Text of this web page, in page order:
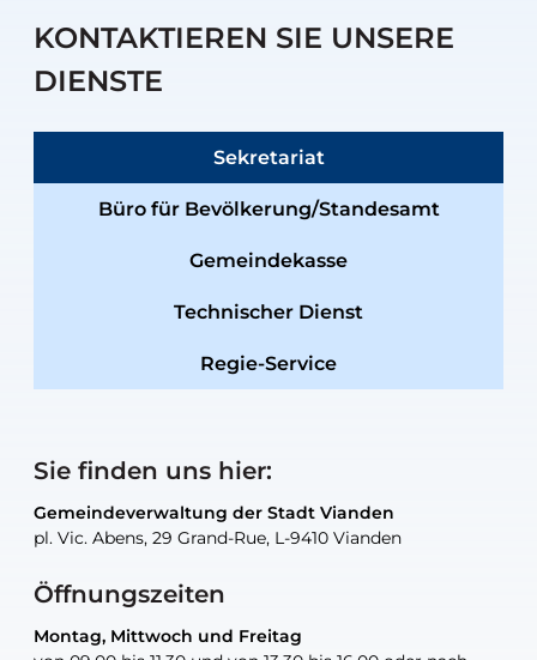
KONTAKTIEREN SIE UNSERE
DIENSTE
Sekretariat
Büro für Bevölkerung/Standesamt
Gemeindekasse
Technischer Dienst
Regie-Service
Sie finden uns hier:
Gemeindeverwaltung der Stadt Vianden
pl. Vic. Abens, 29 Grand-Rue, L-9410 Vianden
Öffnungszeiten
Montag, Mittwoch und Freitag
Gemeindeverwaltung der Stadt Vianden
pl. Vic. Abens, 29 Grand-Rue, L-9410 Vianden
Montag, Mittwoch und Freitag
Gemeindeverwaltung der Stadt Vianden
pl. Vic. Abens, 29 Grand-Rue, L-9410 Vianden
nur nach Vereinbarung
Gemeindeverwaltung der Stadt Vianden
pl. Vic. Abens, 29 Grand-Rue, L-9410 Vianden
nur nach Vereinbarung
Gemeindewerkstatt der Stadt Vianden
30, rue Neugarten, L-9422 Vianden
nur nach Vereinbarung